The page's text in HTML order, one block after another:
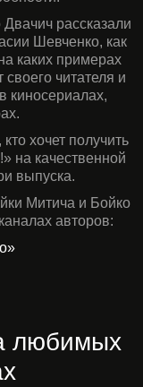
рассказали
Шевченко, как
каких примерах
читателя и
киносериалах,
хочет получить
на качественной
выпуска.
Митича и Бойко
авторов:
любимых